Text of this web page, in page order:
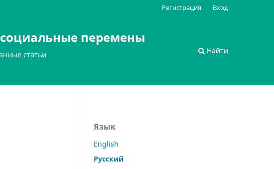
перемены
статьи Найти
Регистрация Вход
Язык
English
Русский